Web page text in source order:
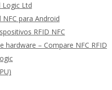
Logic Ltd
para Android
RFID NFC
hardware – Compare NFC RFID